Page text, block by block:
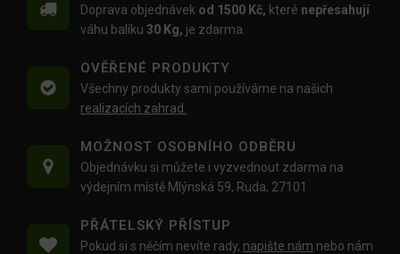
Doprava objednávek od 1500 Kč, které nepřesahují
váhu balíku 30 Kg, je zdarma.
OVĚŘENÉ PRODUKTY
Všechny produkty sami používáme na našich
realizacích zahrad.
MOŽNOST OSOBNÍHO ODBĚRU
Objednávku si můžete i vyzvednout zdarma na
výdejním místě Mlýnská 59, Ruda, 27101
PŘÁTELSKÝ PŘÍSTUP
Pokud si s něčím nevíte rady, napište nám nebo nám